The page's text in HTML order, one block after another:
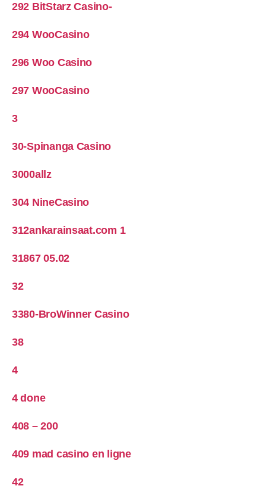
292 BitStarz Casino-
294 WooCasino
296 Woo Casino
297 WooCasino
3
30-Spinanga Casino
3000allz
304 NineCasino
312ankarainsaat.com 1
31867 05.02
32
3380-BroWinner Casino
38
4
4 done
408 – 200
409 mad casino en ligne
42